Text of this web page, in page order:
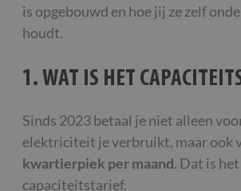
is opgebouwd en hoe jij ze zelf
houdt.
1. WAT IS HET
Sinds 2023 betaal je niet alleen
elektriciteit je verbruikt, maar ook
kwartierpiek per maand. Dat is het
capaciteitstarief.